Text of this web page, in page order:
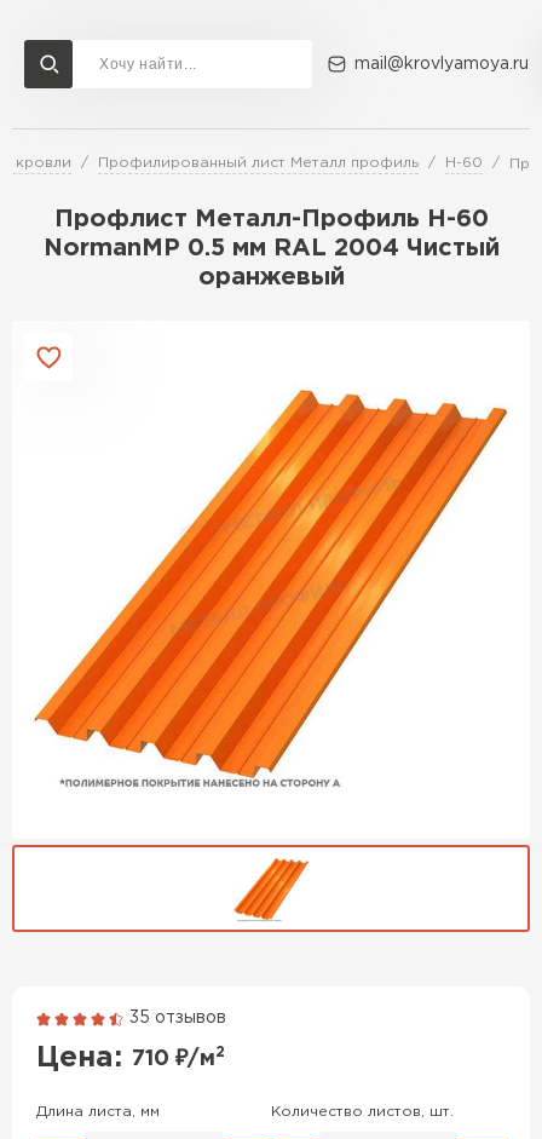
mail@krovlyamoya.ru
кровли Профилированный лист Металл профиль Н-60
Профлист Металл-Профиль Н-60
NormanMP 0.5 мм RAL 2004 Чистый
оранжевый
35 отзывов
Цена: 710 ₽/м2
Длина листа, мм Количество листов, шт.
Сервисы расчета
Расчет штакетника для забора
Расчет водостока
Расчет софитов для кровли
Расчет кровли из профнастила
Расчет кровли из металлочерепицы
Доставка Контакты
Гибкая черепица